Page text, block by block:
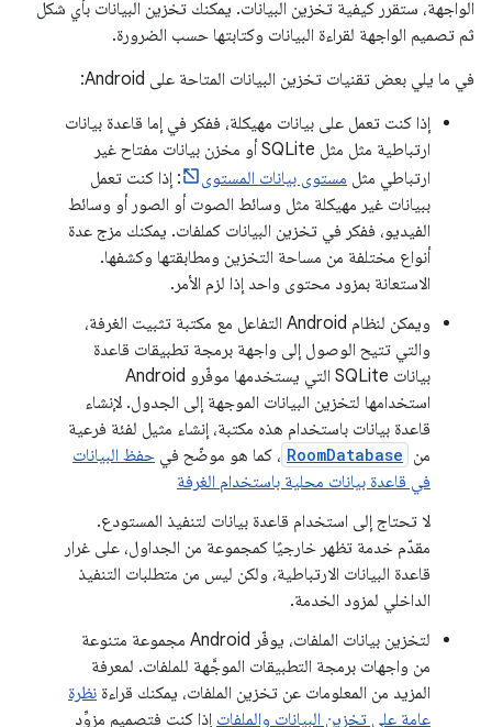
الواجهة، ستقرر كيفية تخزين البيانات. يمكنك تخزين البيانات بأي شكل
ثم تصميم الواجهة لقراءة البيانات وكتابتها حسب الضرورة.
في ما يلي بعض تقنيات تخزين البيانات المتاحة على Android:
إذا كنت تعمل على بيانات مهيكلة، ففكر في إما قاعدة بيانات
ارتباطية مثل مثل SQLite أو مخزن بيانات مفتاح غير
ارتباطي مثل مستوى بيانات المستوى
: إذا كنت تعمل
ببيانات غير مهيكلة مثل وسائط الصوت أو الصور أو وسائط
الفيديو، ففكر في تخزين البيانات كملفات. يمكنك مزج عدة
أنواع مختلفة من مساحة التخزين ومطابقتها وكشفها.
الاستعانة بمزود محتوى واحد إذا لزم الأمر.
ويمكن لنظام Android التفاعل مع مكتبة تثبيت الغرفة،
والتي تتيح الوصول إلى واجهة برمجة تطبيقات قاعدة
بيانات SQLite التي يستخدمها موفّرو Android
استخدامها لتخزين البيانات الموجهة إلى الجدول. لإنشاء
قاعدة بيانات باستخدام هذه مكتبة، إنشاء مثيل لفئة فرعية
من RoomDatabase ، كما هو موضّح في حفظ البيانات
في قاعدة بيانات محلية باستخدام الغرفة
لا تحتاج إلى استخدام قاعدة بيانات لتنفيذ المستودع.
مقدّم خدمة تظهر خارجيًا كمجموعة من الجداول، على غرار
قاعدة البيانات الارتباطية، ولكن ليس من متطلبات التنفيذ
الداخلي لمزود الخدمة.
لتخزين بيانات الملفات، يوفّر Android مجموعة متنوعة
من واجهات برمجة التطبيقات الموجَّهة للملفات. لمعرفة
المزيد من المعلومات عن تخزين الملفات، يمكنك قراءة نظرة
عامة على تخزين البيانات والملفات إذا كنت فتصميم مزوِّد